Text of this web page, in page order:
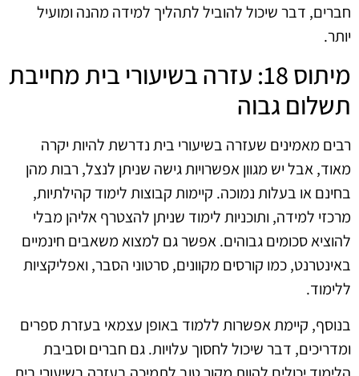
חברים, דבר שיכול להוביל לתהליך למידה מהנה ומועיל
יותר.
מיתוס 18: עזרה בשיעורי בית מחייבת
תשלום גבוה
רבים מאמינים שעזרה בשיעורי בית נדרשת להיות יקרה
מאוד, אבל יש מגוון אפשרויות גישה שניתן לנצל, רבות מהן
בחינם או בעלות נמוכה. קיימות קבוצות לימוד קהילתיות,
מרכזי למידה, ותוכניות לימוד שניתן להצטרף אליהן מבלי
להוציא סכומים גבוהים. אפשר גם למצוא משאבים חינמיים
באינטרנט, כמו קורסים מקוונים, סרטוני הסבר, ואפליקציות
ללימוד.
בנוסף, קיימת אפשרות ללמוד באופן עצמאי בעזרת ספרים
ומדריכים, דבר שיכול לחסוך עלויות. גם חברים וסביבת